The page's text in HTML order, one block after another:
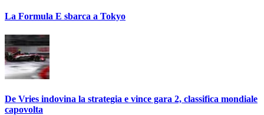
La Formula E sbarca a Tokyo
De Vries indovina la strategia e vince gara 2, classifica mondiale
capovolta